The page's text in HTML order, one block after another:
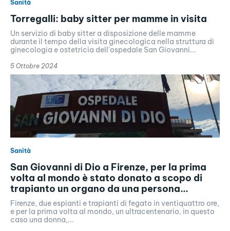
Sanità
Torregalli: baby sitter per mamme in visita
Un servizio di baby sitter a disposizione delle mamme
durante il tempo della visita ginecologica nella struttura di
ginecologia e ostetricia dell'ospedale San Giovanni...
5 Ottobre 2024
Sanità
San Giovanni di Dio a Firenze, per la prima
volta al mondo è stato donato a scopo di
trapianto un organo da una persona...
Firenze, due espianti e trapianti di fegato in ventiquattro ore,
e per la prima volta al mondo, un ultracentenario, in questo
caso una donna,...